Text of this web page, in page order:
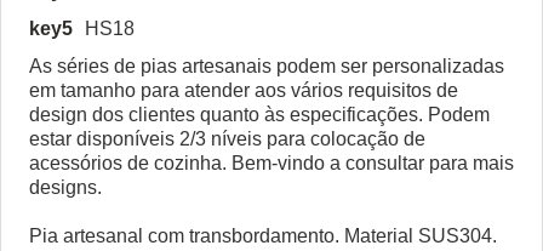
key5
HS18
As séries de pias artesanais podem ser personalizadas
em tamanho para atender aos vários requisitos de
design dos clientes quanto às especificações. Podem
estar disponíveis 2/3 níveis para colocação de
acessórios de cozinha. Bem-vindo a consultar para mais
designs.
Pia artesanal com transbordamento. Material SUS304.